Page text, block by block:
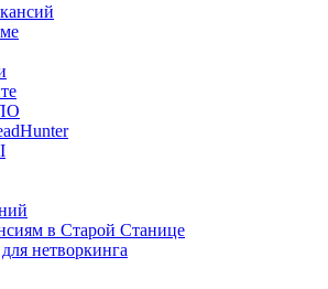
в Старой Станице
нетворкинга